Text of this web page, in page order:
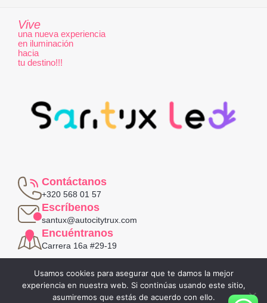
Vive
una nueva experiencia
en iluminación
hacia
tu destino!!!
Contáctanos
+320 568 01 57
Escríbenos
santux@autocitytrux.com
Encuéntranos
Carrera 16a #29-19
Términos y condiciones
Usamos cookies para asegurar que te damos la mejor
experiencia en nuestra web. Si continúas usando este sitio,
asumiremos que estás de acuerdo con ello.